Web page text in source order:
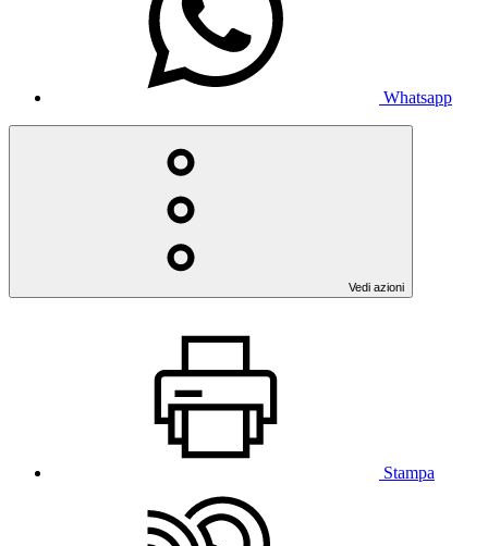
Whatsapp
Vedi azioni
Stampa